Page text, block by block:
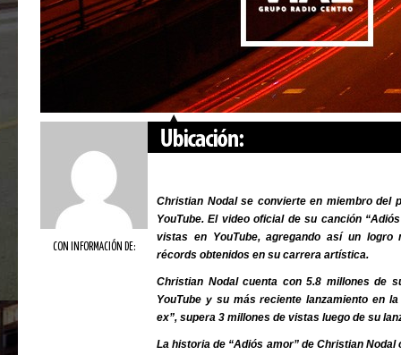
CON INFORMACIÓN DE:
Christian Nodal se convierte en miembro del
YouTube. El video oficial de su canción
vistas en YouTube, agregando así un
récords obtenidos en su carrera artística.
Christian Nodal cuenta con 5.8 millones de
YouTube y su más reciente lanzamiento en
ex”, supera 3 millones de vistas luego de su
La historia de “Adiós amor” de Christian Nodal